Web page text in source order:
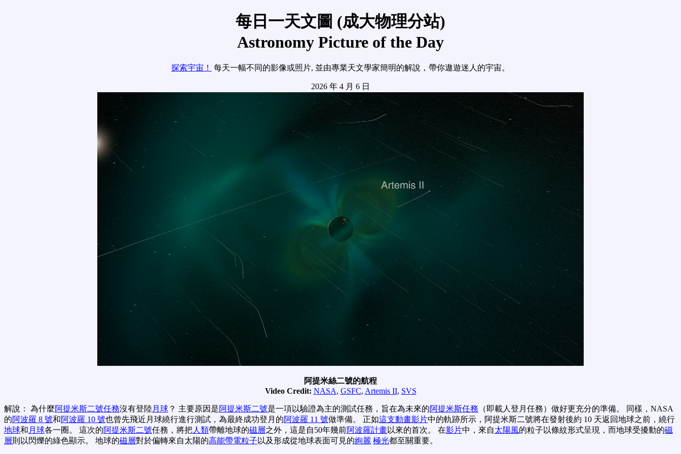
每日一天文圖 (成大物理分站)
Astronomy Picture of the Day
探索宇宙！ 每天一幅不同的影像或照片, 並由專業天文學家簡明的解說，帶你遨遊迷人的宇宙。
2026 年 4 月 6 日
阿提米絲二號的航程
Video Credit: NASA, GSFC, Artemis II, SVS
解說： 為什麼阿提米斯二號任務沒有登陸月球 ？ 主要原因是阿提米斯二號是一項以驗證為主的測試任務，旨在為未來的阿提米斯任務 （即載人登月任務）做好更充分的準備。 同樣，NASA
的阿波羅 8 號和阿波羅 10 號也曾先飛近月球繞行進行測試，為最終成功登月的阿波羅 11 號做準備。 正如這支動畫影片中的軌跡所示，阿提米斯二號將在發射後約 10 天返回地球之前，繞行
地球和 月球各一圈。 這次的阿提米斯二號任務，將把人類帶離地球的磁層之外，這是自50年幾前阿波羅計畫以來的首次。 在影片中，來自太陽風的粒子以條紋形式呈現，而地球受擾動的磁
層則以閃爍的綠色顯示。 地球的磁層對於偏轉來自太陽的高能帶電粒子 以及形成從地球表面可見的絢麗 極光都至關重要。